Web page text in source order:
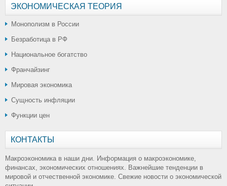
ЭКОНОМИЧЕСКАЯ ТЕОРИЯ
Монополизм в России
Безработица в РФ
Национальное богатство
Франчайзинг
Мировая экономика
Сущность инфляции
Функции цен
КОНТАКТЫ
Макроэкономика в наши дни. Информация о макроэкономике,
финансах, экономических отношениях. Важнейшие тенденции в
мировой и отчественной экономике. Свежие новости о экономической